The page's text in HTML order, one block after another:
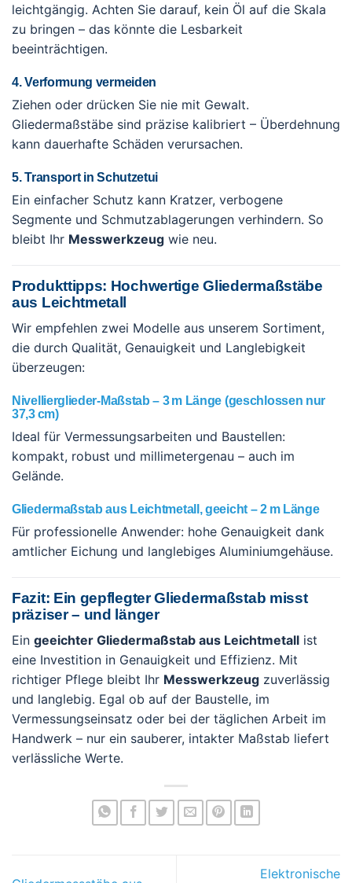
leichtgängig. Achten Sie darauf, kein Öl auf die Skala
zu bringen – das könnte die Lesbarkeit
beeinträchtigen.
4. Verformung vermeiden
Ziehen oder drücken Sie nie mit Gewalt.
Gliedermaßstäbe sind präzise kalibriert – Überdehnung
kann dauerhafte Schäden verursachen.
5. Transport in Schutzetui
Ein einfacher Schutz kann Kratzer, verbogene
Segmente und Schmutzablagerungen verhindern. So
bleibt Ihr Messwerkzeug wie neu.
Produkttipps: Hochwertige Gliedermaßstäbe
aus Leichtmetall
Wir empfehlen zwei Modelle aus unserem Sortiment,
die durch Qualität, Genauigkeit und Langlebigkeit
überzeugen:
Nivellierglieder-Maßstab – 3 m Länge (geschlossen nur
37,3 cm)
Ideal für Vermessungsarbeiten und Baustellen:
kompakt, robust und millimetergenau – auch im
Gelände.
Gliedermaßstab aus Leichtmetall, geeicht – 2 m Länge
Für professionelle Anwender: hohe Genauigkeit dank
amtlicher Eichung und langlebiges Aluminiumgehäuse.
Fazit: Ein gepflegter Gliedermaßstab misst
präziser – und länger
Ein geeichter Gliedermaßstab aus Leichtmetall ist
eine Investition in Genauigkeit und Effizienz. Mit
richtiger Pflege bleibt Ihr Messwerkzeug zuverlässig
und langlebig. Egal ob auf der Baustelle, im
Vermessungseinsatz oder bei der täglichen Arbeit im
Handwerk – nur ein sauberer, intakter Maßstab liefert
verlässliche Werte.
Elektronische